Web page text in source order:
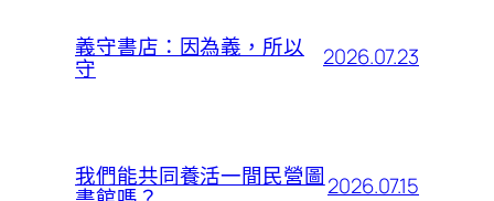
義守書店：因為義，所以
守 2026.07.23
我們能共同養活一間民營圖2026.07.15